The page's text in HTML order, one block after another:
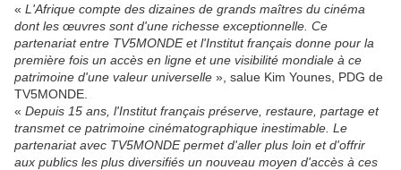
« L'Afrique compte des dizaines de grands maîtres du cinéma
dont les œuvres sont d'une richesse exceptionnelle. Ce
partenariat entre TV5MONDE et l'Institut français donne pour la
première fois un accès en ligne et une visibilité mondiale à ce
patrimoine d'une valeur universelle », salue Kim Younes, PDG de
TV5MONDE.
« Depuis 15 ans, l'Institut français préserve, restaure, partage et
transmet ce patrimoine cinématographique inestimable. Le
partenariat avec TV5MONDE permet d'aller plus loin et d'offrir
aux publics les plus diversifiés un nouveau moyen d'accès à ces